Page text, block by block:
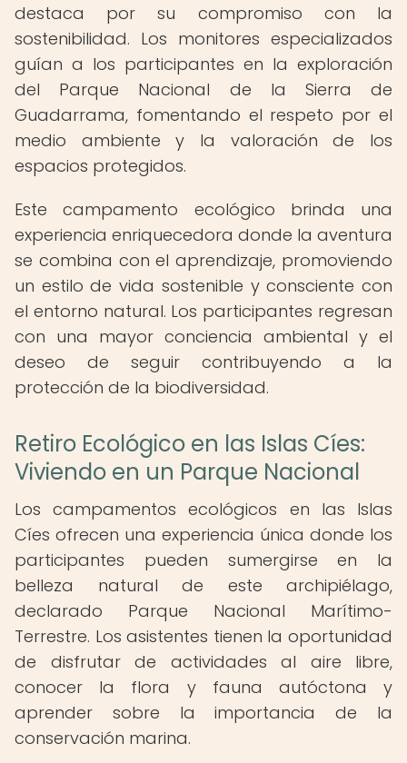
destaca por su compromiso con la
sostenibilidad. Los monitores especializados
guían a los participantes en la exploración
del Parque Nacional de la Sierra de
Guadarrama, fomentando el respeto por el
medio ambiente y la valoración de los
espacios protegidos.
Este campamento ecológico brinda una
experiencia enriquecedora donde la aventura
se combina con el aprendizaje, promoviendo
un estilo de vida sostenible y consciente con
el entorno natural. Los participantes regresan
con una mayor conciencia ambiental y el
deseo de seguir contribuyendo a la
protección de la biodiversidad.
Retiro Ecológico en las Islas Cíes:
Viviendo en un Parque Nacional
Los campamentos ecológicos en las Islas
Cíes ofrecen una experiencia única donde los
participantes pueden sumergirse en la
belleza natural de este archipiélago,
declarado Parque Nacional Marítimo-
Terrestre. Los asistentes tienen la oportunidad
de disfrutar de actividades al aire libre,
conocer la flora y fauna autóctona y
aprender sobre la importancia de la
conservación marina.